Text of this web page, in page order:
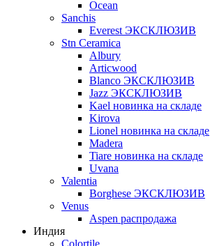
Ocean
Sanchis
Everest ЭКСКЛЮЗИВ
Stn Ceramica
Albury
Articwood
Blanco ЭКСКЛЮЗИВ
Jazz ЭКСКЛЮЗИВ
Kael новинка на складе
Kirova
Lionel новинка на складе
Madera
Tiare новинка на складе
Uvana
Valentia
Borghese ЭКСКЛЮЗИВ
Venus
Aspen распродажа
Индия
Colortile